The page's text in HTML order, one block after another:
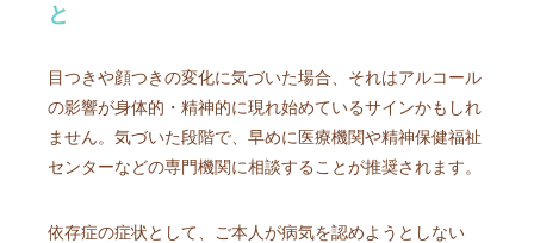
と
目つきや顔つきの変化に気づいた場合、それはアルコール
の影響が身体的・精神的に現れ始めているサインかもしれ
ません。気づいた段階で、早めに医療機関や精神保健福祉
センターなどの専門機関に相談することが推奨されます。
依存症の症状として、ご本人が病気を認めようとしない